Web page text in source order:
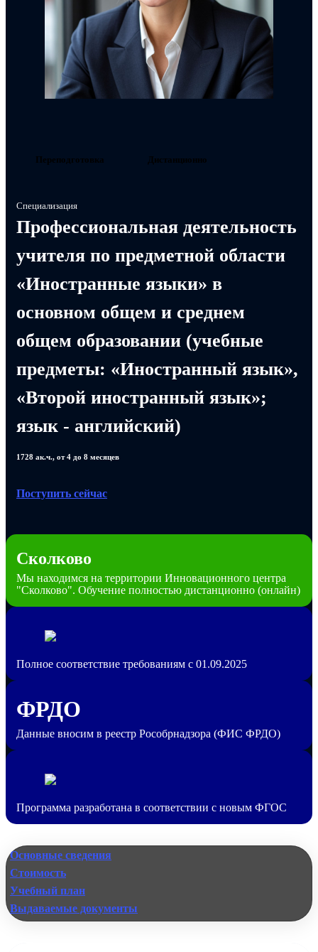
Переподготовка Дистанционно
Специализация
Профессиональная деятельность
учителя по предметной области
«Иностранные языки» в
основном общем и среднем
общем образовании (учебные
предметы: «Иностранный язык»,
«Второй иностранный язык»;
язык - английский)
1728 ак.ч., от 4 до 8 месяцев
Поступить сейчас
Сколково
Мы находимся на территории Инновационного центра
"Сколково". Обучение полностью дистанционно (онлайн)
Полное соответствие требованиям с 01.09.2025
ФРДО
Данные вносим в реестр Рособрнадзора (ФИС ФРДО)
Программа разработана в соответствии с новым ФГОС
Основные сведения
Стоимость
Учебный план
Выдаваемые документы